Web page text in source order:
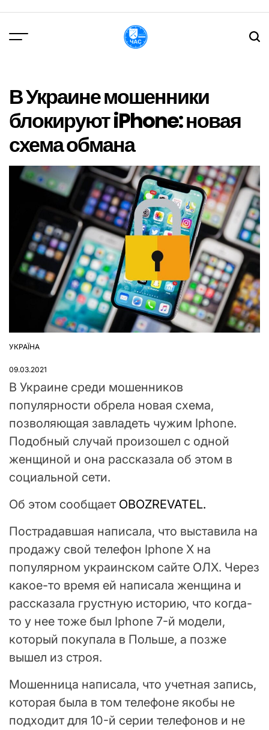
вмісту
В Украине мошенники
блокируют iPhone: новая
схема обмана
ОПУБЛІКУВАТИ
УКРАЇНА
09.03.2021
В Украине среди мошенников
популярности обрела новая схема,
позволяющая завладеть чужим Iphone.
Подобный случай произошел с одной
женщиной и она рассказала об этом в
социальной сети.
Об этом сообщает OBOZREVATEL.
Пострадавшая написала, что выставила на
продажу свой телефон Iphone X на
популярном украинском сайте ОЛХ. Через
какое-то время ей написала женщина и
рассказала грустную историю, что когда-
то у нее тоже был Iphone 7-й модели,
который покупала в Польше, а позже
вышел из строя.
Мошенница написала, что учетная запись,
которая была в том телефоне якобы не
подходит для 10-й серии телефонов и не